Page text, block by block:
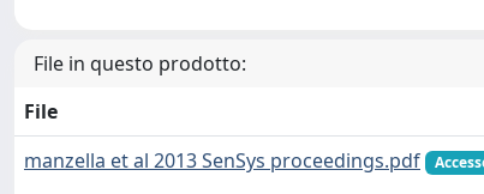
File in questo prodotto:
File
manzella et al 2013 SenSys proceedings.pdf